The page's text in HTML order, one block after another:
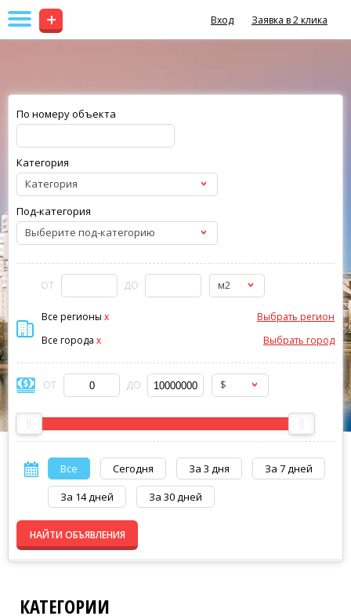
+ Вход Заявка в 2 клика
Категория
Категория
Под-категория
Выберите под-категорию
По номеру объекта
ОТ ДО м2
Все регионы Выбрать регион
x
Все города
Выбрать город
x
ОТ ДО $
Все Сегодня За 3 дня
За 7 дней
За 14 дней
За 30 дней
НАЙТИ ОБЪЯВЛЕНИЯ
КАТЕГОРИИ